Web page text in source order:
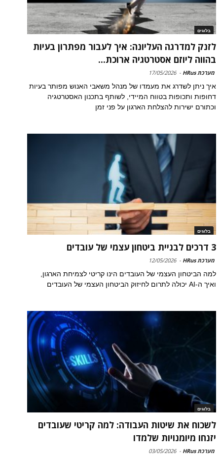
בלוגים
לזנק למדרגה העליונה: איך לעבור מפתרון בעיות
בהווה ליוזם אסטרטגיה ארוכת...
מערכת HRus -
17/05/2026
איך ניתן לשדרג את מעמדו של מנהל משאבי האנוש מפותר בעיות
דחופות ותכופות בטווח המיידי, לשותף בתכנון האסטרטגיה
וכתורם ישירות להצלחת הארגון על פני זמן
בלוגים
3 דרכים לבניית ביטחון עצמי של עובדים
מערכת HRus -
12/05/2026
למה הביטחון העצמי של העובדים הינו קריטי לצמיחת הארגון,
ואיך ה-AI יכולה לתרום לחיזוק הביטחון העצמי של העובדים
בלוגים
לשכוח את שיטות העבודה: למה קריטי שעובדים
יזנחו מיומנויות שלמדו
מערכת HRus -
03/05/2026